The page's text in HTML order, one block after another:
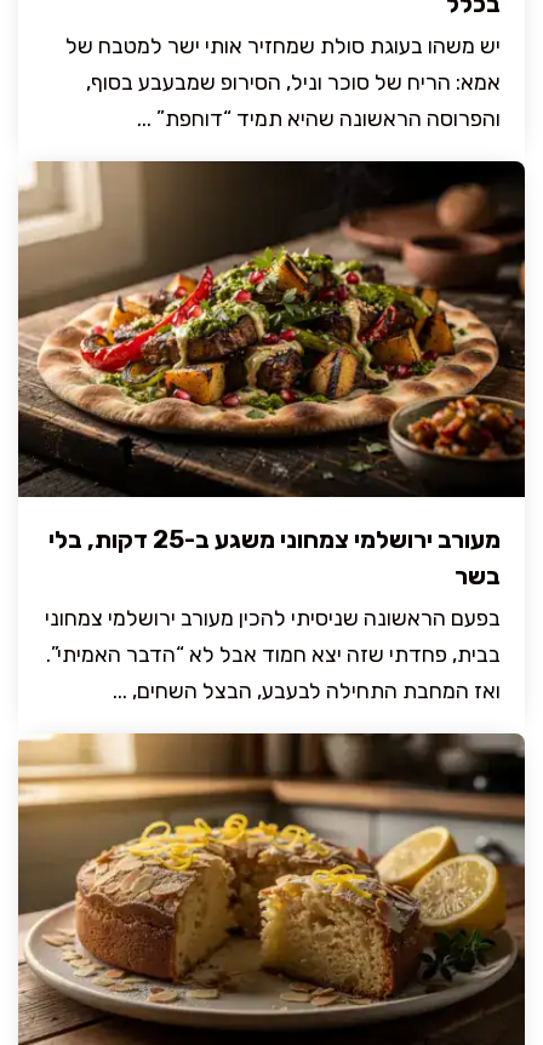
יש משהו בעוגת סולת שמחזיר אותי ישר למטבח של
אמא: הריח של סוכר וניל, הסירופ שמבעבע בסוף,
והפרוסה הראשונה שהיא תמיד “דוחפת” ...
מעורב ירושלמי צמחוני משגע ב-25 דקות, בלי
בשר
בפעם הראשונה שניסיתי להכין מעורב ירושלמי צמחוני
בבית, פחדתי שזה יצא חמוד אבל לא “הדבר האמיתי”.
ואז המחבת התחילה לבעבע, הבצל השחים, ...